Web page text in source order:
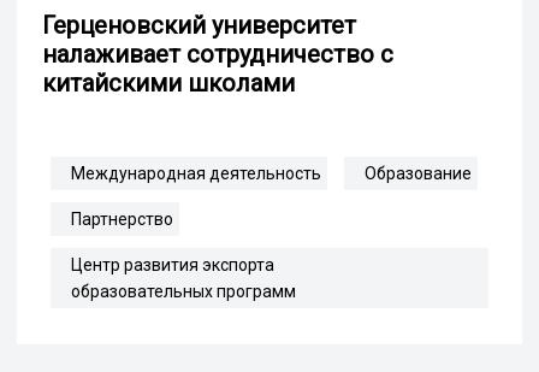
Герценовский университет
налаживает сотрудничество с
китайскими школами
Международная деятельность Образование
Партнерство
Центр развития экспорта
образовательных программ